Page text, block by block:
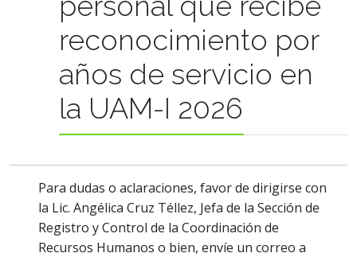
reconocimiento por
años de servicio en
la UAM-I 2026
Para dudas o aclaraciones, favor de dirigirse con
la Lic. Angélica Cruz Téllez, Jefa de la Sección de
Registro y Control de la Coordinación de
Recursos Humanos o bien, envíe un correo a